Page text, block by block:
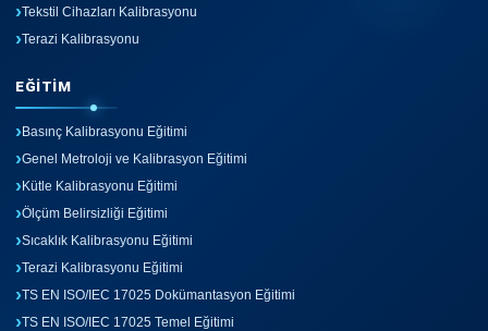
Tekstil Cihazları Kalibrasyonu
Terazi Kalibrasyonu
EĞITIM
Basınç Kalibrasyonu Eğitimi
Genel Metroloji ve Kalibrasyon Eğitimi
Kütle Kalibrasyonu Eğitimi
Ölçüm Belirsizliği Eğitimi
Sıcaklık Kalibrasyonu Eğitimi
Terazi Kalibrasyonu Eğitimi
TS EN ISO/IEC 17025 Dokümantasyon Eğitimi
TS EN ISO/IEC 17025 Temel Eğitimi